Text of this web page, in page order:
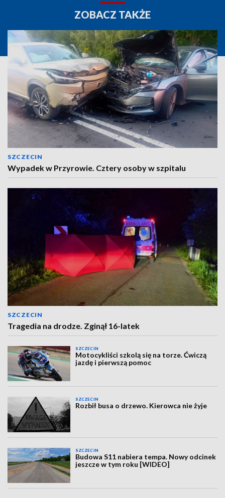
ZOBACZ TAKŻE
SZCZECIN
Wypadek w Przyrowie. Cztery osoby w szpitalu
SZCZECIN
Tragedia na drodze. Zginął 16-latek
SZCZECIN
Motocykliści szkolą się na torze. Ćwiczą
jazdę i pierwszą pomoc
SZCZECIN
Rozbił busa o drzewo. Kierowca nie żyje
SZCZECIN
Budowa S11 nabiera tempa. Nowy odcinek
jeszcze w tym roku [WIDEO]